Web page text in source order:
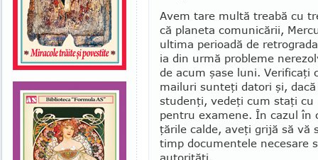
Avem tare multă treabă cu
că planeta comunicării,
ultima perioadă de
ia din urmă probleme
de acum şase luni. Verificaţi
mailuri sunteţi datori şi,
studenţi, vedeţi cum staţi cu
pentru examene. În cazul în
ţările calde, aveţi grijă să vă
timp docu­men­tele necesare
autorităţi.